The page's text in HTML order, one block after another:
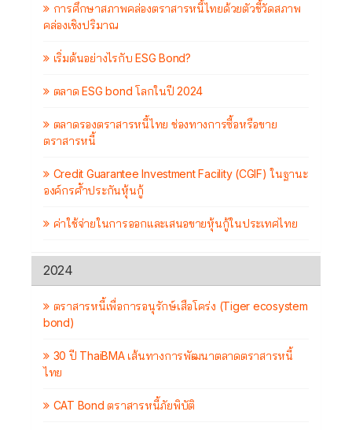
การศึกษาสภาพคล่องตราสารหนี้ไทยด้วยตัวชี้วัดสภาพ
คล่องเชิงปริมาณ
เริ่มต้นอย่างไรกับ ESG Bond?
ตลาด ESG bond โลกในปี 2024
ตลาดรองตราสารหนี้ไทย ช่องทางการซื้อหรือขาย
ตราสารหนี้
Credit Guarantee Investment Facility (CGIF) ในฐานะ
องค์กรค้ำประกันหุ้นกู้
ค่าใช้จ่ายในการออกและเสนอขายหุ้นกู้ในประเทศไทย
2024
ตราสารหนี้เพื่อการอนุรักษ์เสือโคร่ง (Tiger ecosystem
bond)
30 ปี ThaiBMA เส้นทางการพัฒนาตลาดตราสารหนี้
ไทย
CAT Bond ตราสารหนี้ภัยพิบัติ